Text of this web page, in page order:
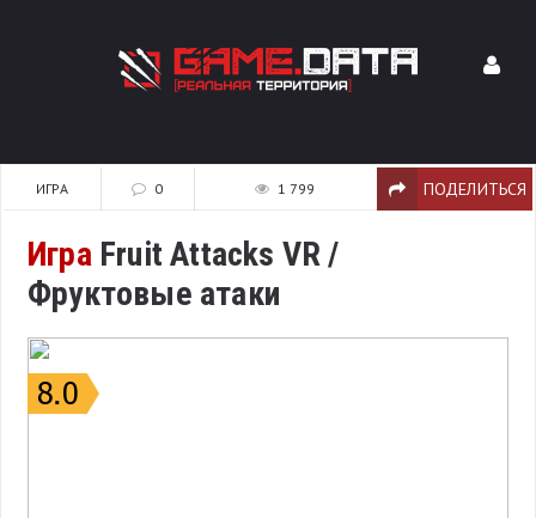
ИГРА 0 1 799 ПОДЕЛИТЬСЯ
ИграFruit Attacks VR /
Фруктовые атаки